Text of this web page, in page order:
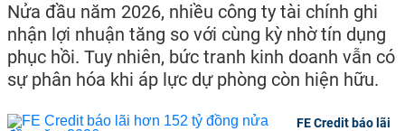
Nửa đầu năm 2026, nhiều công ty tài chính ghi
nhận lợi nhuận tăng so với cùng kỳ nhờ tín dụng
phục hồi. Tuy nhiên, bức tranh kinh doanh vẫn có
sự phân hóa khi áp lực dự phòng còn hiện hữu.
FE Credit báo lãi